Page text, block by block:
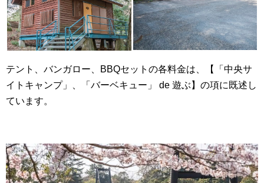
テント、バンガロー、BBQセットの各料金は、【「中央サ
イトキャンプ」、「バーベキュー」 de 遊ぶ】の項に既述し
ています。